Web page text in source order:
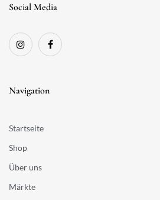
Social Media
Navigation
Startseite
Shop
Über uns
Märkte